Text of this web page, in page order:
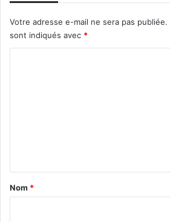
Votre adresse e-mail ne sera pas publiée.
sont indiqués avec *
a
Nom *